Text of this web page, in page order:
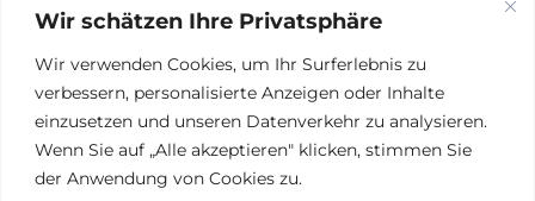
Wir schätzen Ihre Privatsphäre
Wir verwenden Cookies, um Ihr Surferlebnis zu
verbessern, personalisierte Anzeigen oder Inhalte
einzusetzen und unseren Datenverkehr zu analysieren.
Wenn Sie auf „Alle akzeptieren" klicken, stimmen Sie
der Anwendung von Cookies zu.
Weitere
Links
Vino Vitalis
Ottersbachtal
Partnerbetriebe